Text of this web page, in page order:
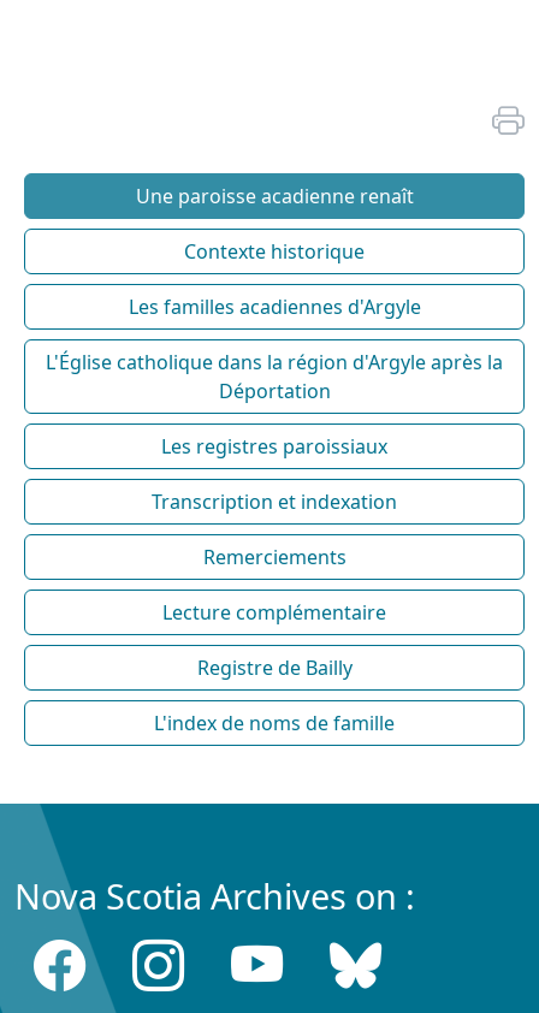
Une paroisse acadienne renaît
Contexte historique
Les familles acadiennes d'Argyle
L'Église catholique dans la région d'Argyle après la
Déportation
Les registres paroissiaux
Transcription et indexation
Remerciements
Lecture complémentaire
Registre de Bailly
L'index de noms de famille
Nova Scotia Archives on :